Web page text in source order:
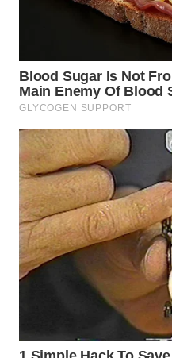
Group
WAHANA
NEWS
WAHANA
TANI
WAHANA
ADVOKAT
WAHANA
INFRASTRUKTUR
KONSUMEN